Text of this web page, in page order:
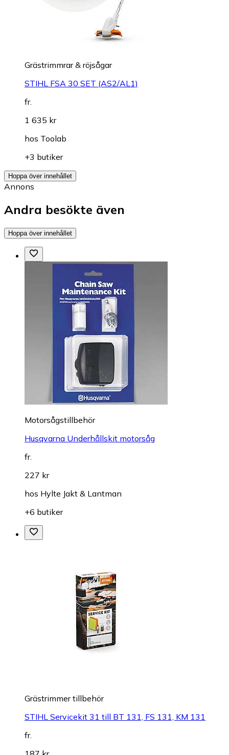
Grästrimmrar & röjsågar
STIHL FSA 30 SET (AS2/AL1)
fr.
1 635 kr
hos Toolab
+3 butiker
Hoppa över innehållet
Annons
Andra besökte även
Hoppa över innehållet
Motorsågstillbehör
Husqvarna Underhållskit motorsåg
fr.
227 kr
hos Hylte Jakt & Lantman
+6 butiker
Grästrimmer tillbehör
STIHL Servicekit 31 till BT 131, FS 131, KM 131
fr.